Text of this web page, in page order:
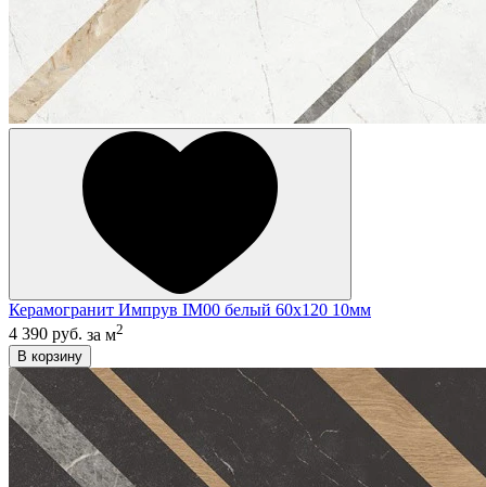
Керамогранит Импрув IM00 белый 60x120 10мм
4 390 руб. за м2
В корзину